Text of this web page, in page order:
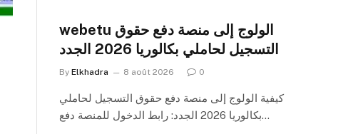
webetu الولوج إلى منصة دفع حقوق
التسجيل لحاملي بكالوريا 2026 الجدد
By Elkhadra 8 août 2026 0
كيفية الولوج إلى منصة دفع حقوق التسجيل لحاملي
بكالوريا 2026 الجدد: رابط الدخول للمنصة دفع…